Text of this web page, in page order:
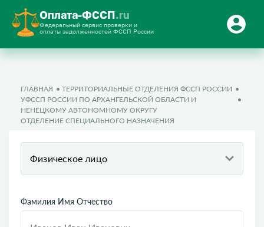
Оплата-ФССП.ru
Федеральный сервис проверки и
оплаты задолженностей ФССП России
ГЛАВНАЯ
ТЕРРИТОРИАЛЬНЫЕ ОТДЕЛЕНИЯ ФССП РОССИИ
УФССП РОССИИ ПО АРХАНГЕЛЬСКОЙ ОБЛАСТИ И
НЕНЕЦКОМУ АВТОНОМНОМУ ОКРУГУ
ОТДЕЛЕНИЕ СПЕЦИАЛЬНОГО НАЗНАЧЕНИЯ
Физическое лицо
Фамилия Имя Отчество